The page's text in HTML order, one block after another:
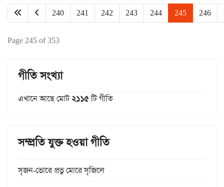
240 241 242 243 244 245 246
Page 245 of 353
গীতি সংখ্যা
এখানে আছে মোট২১১৫টি গীতি
সম্প্রতি যুক্ত হওয়া গীতি
সৃজন-ভোরে প্রভু মোরে সৃজিলে